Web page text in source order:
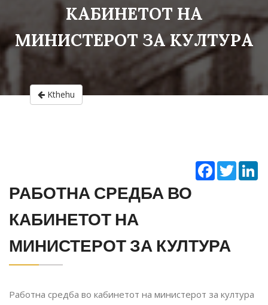
Kthehu
КАБИНЕТОТ НА
МИНИСТЕРОТ ЗА КУЛТУРА
Facebook
Twitter
РАБОТНА СРЕДБА ВО
КАБИНЕТОТ НА
МИНИСТЕРОТ ЗА КУЛТУРА
Работна средба во кабинетот на министерот за култура